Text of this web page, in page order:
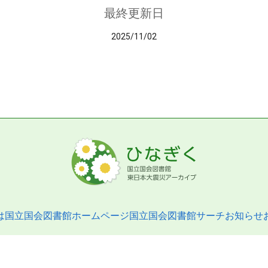
最終更新日
2025/11/02
国立国会図書館ホームページ国立国会図書館サーチお知らせ